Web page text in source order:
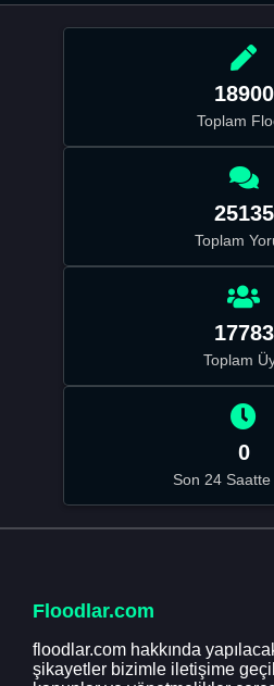
18900
Toplam
25135
Toplam
17783
Toplam
0
Son 24
Floodlar.com
floodlar.com hakkında
şikayetler bizimle iletişime